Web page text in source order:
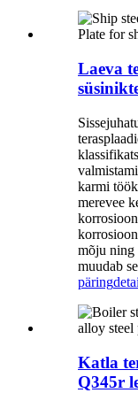
Laeva
karmi
merevee
mõju ning
muudab
päring
Katla
Q345r